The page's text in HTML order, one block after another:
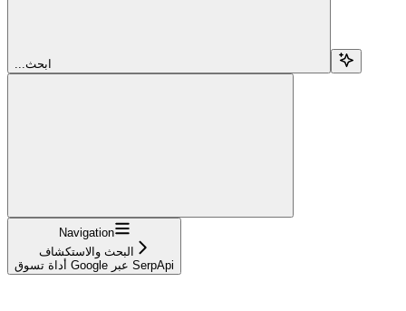
...ابحث
Navigation
البحث والاستكشاف
أداة تسوق Google عبر SerpApi